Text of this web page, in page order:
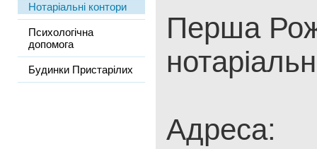
Нотаріальні контори
Психологічна
допомога
Будинки Пристарілих
Перша
Адреса: